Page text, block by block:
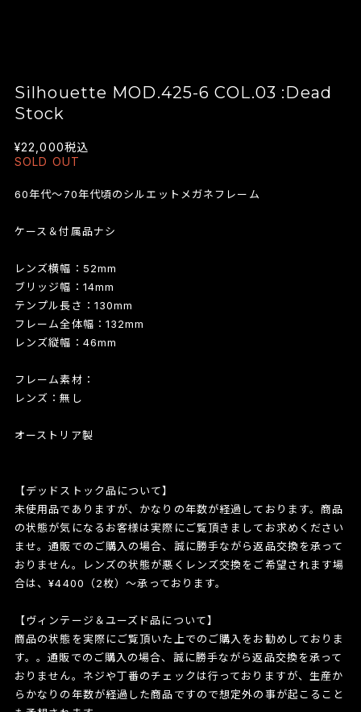
Silhouette MOD.425-6 COL.03 :Dead
Stock
¥22,000税込
SOLD OUT
60年代～70年代頃のシルエットメガネフレーム
ケース＆付属品ナシ
レンズ横幅：52mm
ブリッジ幅：14mm
テンプル長さ：130mm
フレーム全体幅：132mm
レンズ縦幅：46mm
フレーム素材：
レンズ：無し
オーストリア製
【デッドストック品について】
未使用品でありますが、かなりの年数が経過しております。商品
の状態が気になるお客様は実際にご覧頂きましてお求めください
ませ。通販でのご購入の場合、誠に勝手ながら返品交換を承って
おりません。レンズの状態が悪くレンズ交換をご希望されます場
合は、¥4400（2枚）〜承っております。
【ヴィンテージ＆ユーズド品について】
商品の状態を実際にご覧頂いた上でのご購入をお勧めしておりま
す。。通販でのご購入の場合、誠に勝手ながら返品交換を承って
おりません。ネジや丁番のチェックは行っておりますが、生産か
らかなりの年数が経過した商品ですので想定外の事が起こること